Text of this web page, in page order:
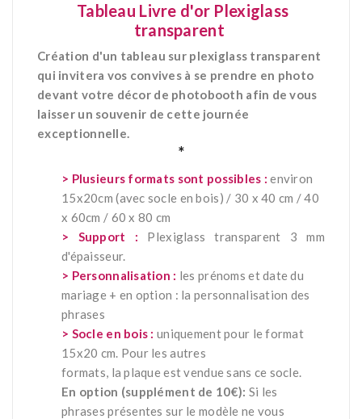
Tableau Livre d'or Plexiglass
transparent
Création d'un tableau sur plexiglass transparent
qui invitera vos convives à se prendre en photo
devant votre décor de photobooth afin de vous
laisser un souvenir de cette journée
exceptionnelle.
*
> Plusieurs formats sont possibles : environ
1 5x20cm (avec socle en bois) / 30 x 40 cm / 40
x 60cm / 60 x 80 cm
> Support : Plexiglass transparent 3 mm
d'épaisseur.
> Personnalisation : les prénoms et date du
mariage + en option : la personnalisation des
phrases
> Socle en bois : uniquement pour le format
15x20 cm. Pour les autres
formats, la plaque est vendue sans ce socle.
En option (supplément de 10€): Si les
phrases présentes sur le modèle ne vous